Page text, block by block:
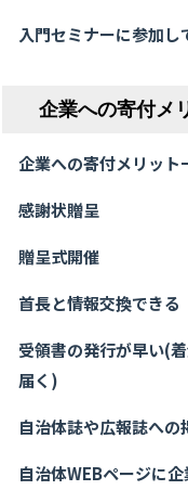
入門セミナーに参加し
企業への寄付メ
企業への寄付メリット
感謝状贈呈
贈呈式開催
首長と情報交換できる
受領書の発行が早い(
届く)
自治体誌や広報誌への
自治体WEBページに